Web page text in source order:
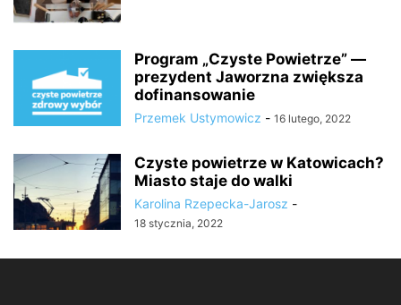
Program „Czyste Powietrze” —
prezydent Jaworzna zwiększa
dofinansowanie
Przemek Ustymowicz - 16 lutego, 2022
Czyste powietrze w Katowicach?
Miasto staje do walki
Karolina Rzepecka-Jarosz -
18 stycznia, 2022